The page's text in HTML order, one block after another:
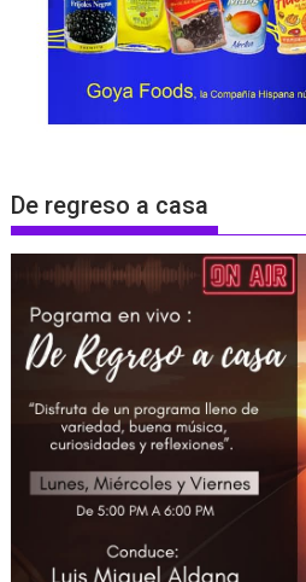
De regreso a casa